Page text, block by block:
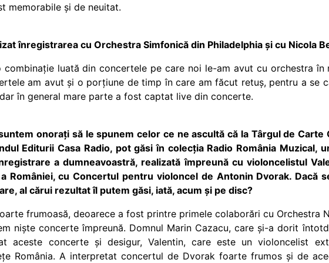
memorabile și de neuitat.
înregistrarea cu Orchestra Simfonică din Philadelphia și cu Nicola
luată din concertele pe care noi le-am avut cu orchestra în
am avut și o porțiune de timp în care am făcut retuș, pentru a se
în general mare parte a fost captat live din concerte.
onorați să le spunem celor ce ne ascultă că la Târgul de Carte
Editurii Casa Radio, pot găsi în colecția Radio România Muzical,
a dumneavoastră, realizată împreună cu violoncelistul
României, cu Concertul pentru violoncel de Antonin Dvorak. Dacă
al cărui rezultat îl putem găsi, iată, acum și pe disc?
frumoasă, deoarece a fost printre primele colaborări cu Orchestra
niște concerte împreună. Domnul Marin Cazacu, care și-a dorit
aceste concerte și desigur, Valentin, care este un violoncelist
România. A interpretat concertul de Dvorak foarte frumos și de